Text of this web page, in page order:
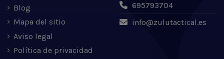
Blog
Mapa del sitio
Aviso legal
Política de privacidad
695793704
info@zulutactical.es